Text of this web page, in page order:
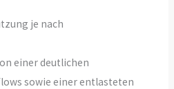
je nach
einer deutlichen
sowie einer entlasteten